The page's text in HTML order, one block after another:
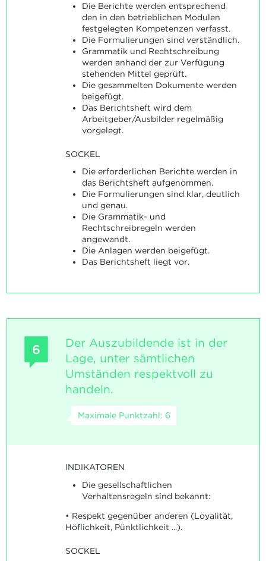
Die Berichte werden entsprechend
den in den betrieblichen Modulen
festgelegten Kompetenzen verfasst.
Die Formulierungen sind verständlich.
Grammatik und Rechtschreibung
werden anhand der zur Verfügung
stehenden Mittel geprüft.
Die gesammelten Dokumente werden
beigefügt.
Das Berichtsheft wird dem
Arbeitgeber/Ausbilder regelmäßig
vorgelegt.
SOCKEL
Die erforderlichen Berichte werden in
das Berichtsheft aufgenommen.
Die Formulierungen sind klar, deutlich
und genau.
Die Grammatik- und
Rechtschreibregeln werden
angewandt.
Die Anlagen werden beigefügt.
Das Berichtsheft liegt vor.
6
Der Auszubildende ist in der
Lage, unter sämtlichen
Umständen respektvoll zu
handeln.
Maximale Punktzahl: 6
INDIKATOREN
Die gesellschaftlichen
Verhaltensregeln sind bekannt:
• Respekt gegenüber anderen (Loyalität,
Höflichkeit, Pünktlichkeit ...).
SOCKEL